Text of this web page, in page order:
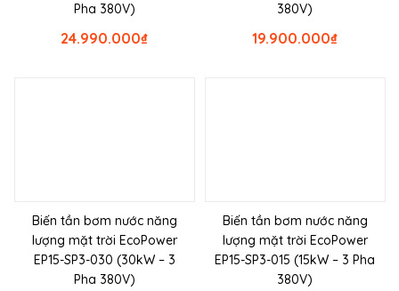
Pha 380V)
₫
24.990.000
380V)
₫
19.900.000
Biến tần bơm nước năng
lượng mặt trời EcoPower
EP15-SP3-030 (30kW – 3
Pha 380V)
Biến tần bơm nước năng
lượng mặt trời EcoPower
EP15-SP3-015 (15kW – 3 Pha
380V)